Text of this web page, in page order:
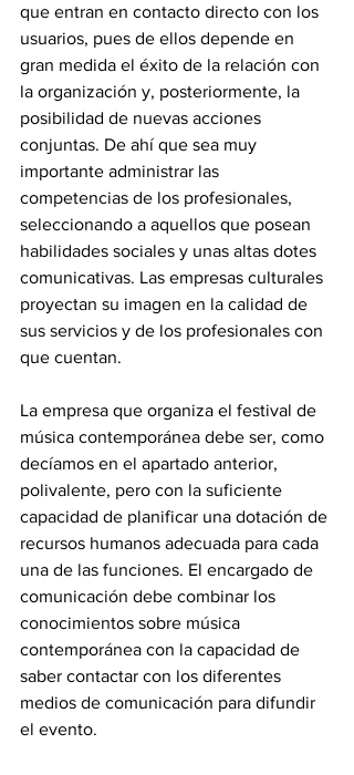
que entran en contacto directo con los
usuarios, pues de ellos depende en
gran medida el éxito de la relación con
la organización y, posteriormente, la
posibilidad de nuevas acciones
conjuntas. De ahí que sea muy
importante administrar las
competencias de los profesionales,
seleccionando a aquellos que posean
habilidades sociales y unas altas dotes
comunicativas. Las empresas culturales
proyectan su imagen en la calidad de
sus servicios y de los profesionales con
que cuentan.
La empresa que organiza el festival de
música contemporánea debe ser, como
decíamos en el apartado anterior,
polivalente, pero con la suficiente
capacidad de planificar una dotación de
recursos humanos adecuada para cada
una de las funciones. El encargado de
comunicación debe combinar los
conocimientos sobre música
contemporánea con la capacidad de
saber contactar con los diferentes
medios de comunicación para difundir
el evento.